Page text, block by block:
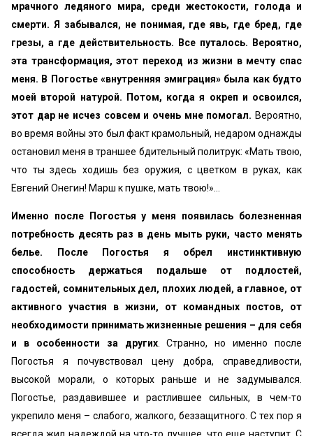
мрачного ледяного мира, среди жестокости, голода и
смерти. Я забывался, не понимая, где явь, где бред, где
грезы, а где действительность. Все путалось. Вероятно,
эта трансформация, этот переход из жизни в мечту спас
меня. В Погостье «внутренняя эмиграция» была как будто
моей второй натурой. Потом, когда я окреп и освоился,
этот дар не исчез совсем и очень мне помогал. Вероятно,
во время войны это был факт крамольный, недаром однажды
остановил меня в траншее бдительный политрук: «Мать твою,
что ты здесь ходишь без оружия, с цветком в руках, как
Евгений Онегин! Марш к пушке, мать твою!»...
Именно после Погостья у меня появилась болезненная
потребность десять раз в день мыть руки, часто менять
белье. После Погостья я обрел инстинктивную
способность держаться подальше от подлостей,
гадостей, сомнительных дел, плохих людей, а главное, от
активного участия в жизни, от командных постов, от
необходимости принимать жизненные решения – для себя
и в особенности за других. Странно, но именно после
Погостья я почувствовал цену добра, справедливости,
высокой морали, о которых раньше и не задумывался.
Погостье, раздавившее и растлившее сильных, в чем-то
укрепило меня – слабого, жалкого, беззащитного. С тех пор я